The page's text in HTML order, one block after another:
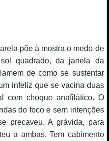
põe à mostra o medo de
quadrado, da janela da
de como se sustentar
infeliz que se vacina duas
com choque anafilático. O
do foco e sem intenções
precaveu. A grávida, para
a ambas. Tem cabimento